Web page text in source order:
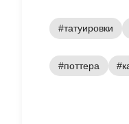
#татуировки
#поттера